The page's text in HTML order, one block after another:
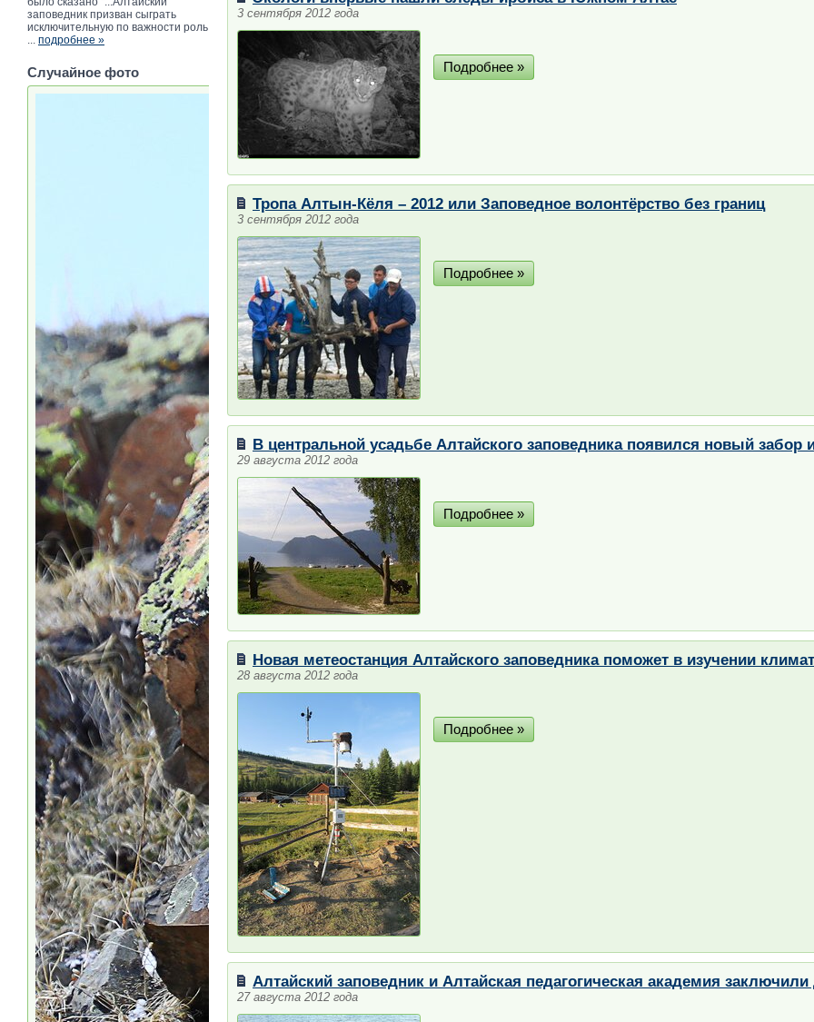
3 сентября 2012 года
Подробнее »
Тропа Алтын-Кёля – 2012 или Заповедное волонтёрство без границ
3 сентября 2012 года
Подробнее »
В центральной усадьбе Алтайского заповедника появился новый забор
29 августа 2012 года
Подробнее »
Новая метеостанция Алтайского заповедника поможет в изучении
28 августа 2012 года
Подробнее »
Алтайский заповедник и Алтайская педагогическая академия
27 августа 2012 года
заповедник призван сыграть
исключительную по важности роль
... подробнее »
Случайное фото